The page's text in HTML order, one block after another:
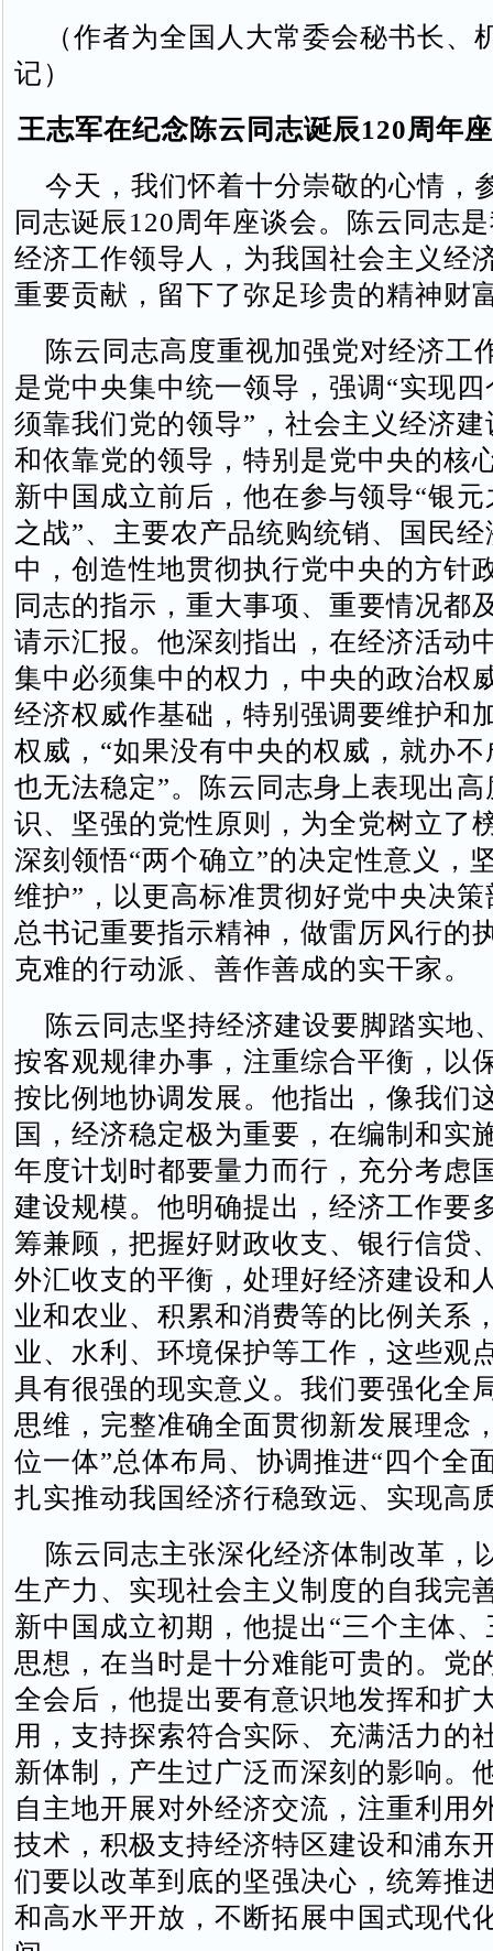
（作者为全国人大常委会秘书长、
记）
王志军在纪念陈云同志诞辰120周年
今天，我们怀着十分崇敬的心情，
同志诞辰120周年座谈会。陈云同志
经济工作领导人，为我国社会主义经
重要贡献，留下了弥足珍贵的精神财
陈云同志高度重视加强党对经济工
是党中央集中统一领导，强调“实现
须靠我们党的领导”，社会主义经济建
和依靠党的领导，特别是党中央的核
新中国成立前后，他在参与领导“银元
之战”、主要农产品统购统销、国民
中，创造性地贯彻执行党中央的方针
同志的指示，重大事项、重要情况都
请示汇报。他深刻指出，在经济活动
集中必须集中的权力，中央的政治权
经济权威作基础，特别强调要维护和
权威，“如果没有中央的权威，就办
也无法稳定”。陈云同志身上表现出
识、坚强的党性原则，为全党树立了
深刻领悟“两个确立”的决定性意义，
维护”，以更高标准贯彻好党中央决
总书记重要指示精神，做雷厉风行的
克难的行动派、善作善成的实干家。
陈云同志坚持经济建设要脚踏实地
按客观规律办事，注重综合平衡，以
按比例地协调发展。他指出，像我们
国，经济稳定极为重要，在编制和实
年度计划时都要量力而行，充分考虑
建设规模。他明确提出，经济工作要
筹兼顾，把握好财政收支、银行信贷
外汇收支的平衡，处理好经济建设和
业和农业、积累和消费等的比例关系
业、水利、环境保护等工作，这些观
具有很强的现实意义。我们要强化全
思维，完整准确全面贯彻新发展理念
位一体”总体布局、协调推进“四个全
扎实推动我国经济行稳致远、实现高
陈云同志主张深化经济体制改革，
生产力、实现社会主义制度的自我完
新中国成立初期，他提出“三个主体
思想，在当时是十分难能可贵的。党
全会后，他提出要有意识地发挥和扩
用，支持探索符合实际、充满活力的
新体制，产生过广泛而深刻的影响。
自主地开展对外经济交流，注重利用
技术，积极支持经济特区建设和浦东
们要以改革到底的坚强决心，统筹推
和高水平开放，不断拓展中国式现代